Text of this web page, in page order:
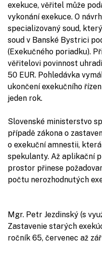
exekuce, věřitel může
vykonání exekuce. O
specializovaný soud,
soud v Banské Bystrici
(Exekučného poriadku).
věřitelovi povinnost
50 EUR. Pohledávka
ukončení exekučního
jeden rok.
Slovenské ministerstvo
případě zákona o
o exekuční amnestii,
spekulanty. Až aplikační
prostor přinese
počtu nerozhodnutých
Mgr. Petr Jezdinský (s
Zastavenie starých
ročník 65, červenec až září